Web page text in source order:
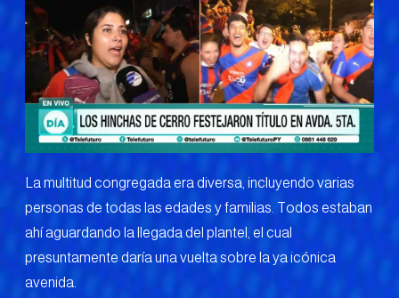
La multitud congregada era diversa, incluyendo varias
personas de todas las edades y familias. Todos estaban
ahí aguardando la llegada del plantel, el cual
presuntamente daría una vuelta sobre la ya icónica
avenida.